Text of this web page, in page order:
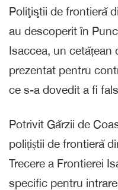
Poliţiştii de frontieră
au descoperit în
Isaccea, un cetățean
prezentat pentru
ce s-a dovedit a fi
Potrivit Gărzii de
polițiștii de frontieră
Trecere a Frontierei
specific pentru